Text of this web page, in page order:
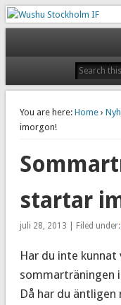
Wushu
Taoluträning i Stockholm
You are here: Home›
imorgon!
startar
juli 28, 2013 | Filed under:
Har du inte
sommarträningen
Då har du